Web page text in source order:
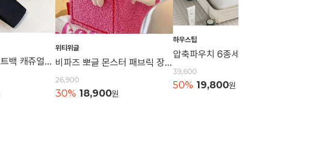
니트 손목가방 토트백 캐쥬얼가방 니트백 묶는가방 데일리백 손가방 캔버스백 에코백
위티위글
비파즈 뽀글 몬스터 패브릭 장난감 수납함 보관함
26,900
30% 18,900원
하우스팁
39,600
50% 19,800원